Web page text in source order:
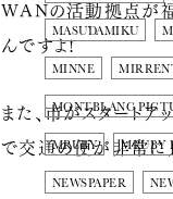
MASUDAMIKU
MINNE
MONTBLANC
MRUBY MRUBY
NEWSPAPER
WANの活動拠点が福
んですよ!
また、市がスタート
で交通の便が非常に